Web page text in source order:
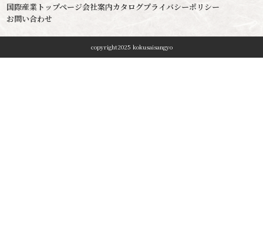
国際産業トップページ会社案内カタログプライバシーポリシー
お問い合わせ
copyright2025 kokusaisangyo